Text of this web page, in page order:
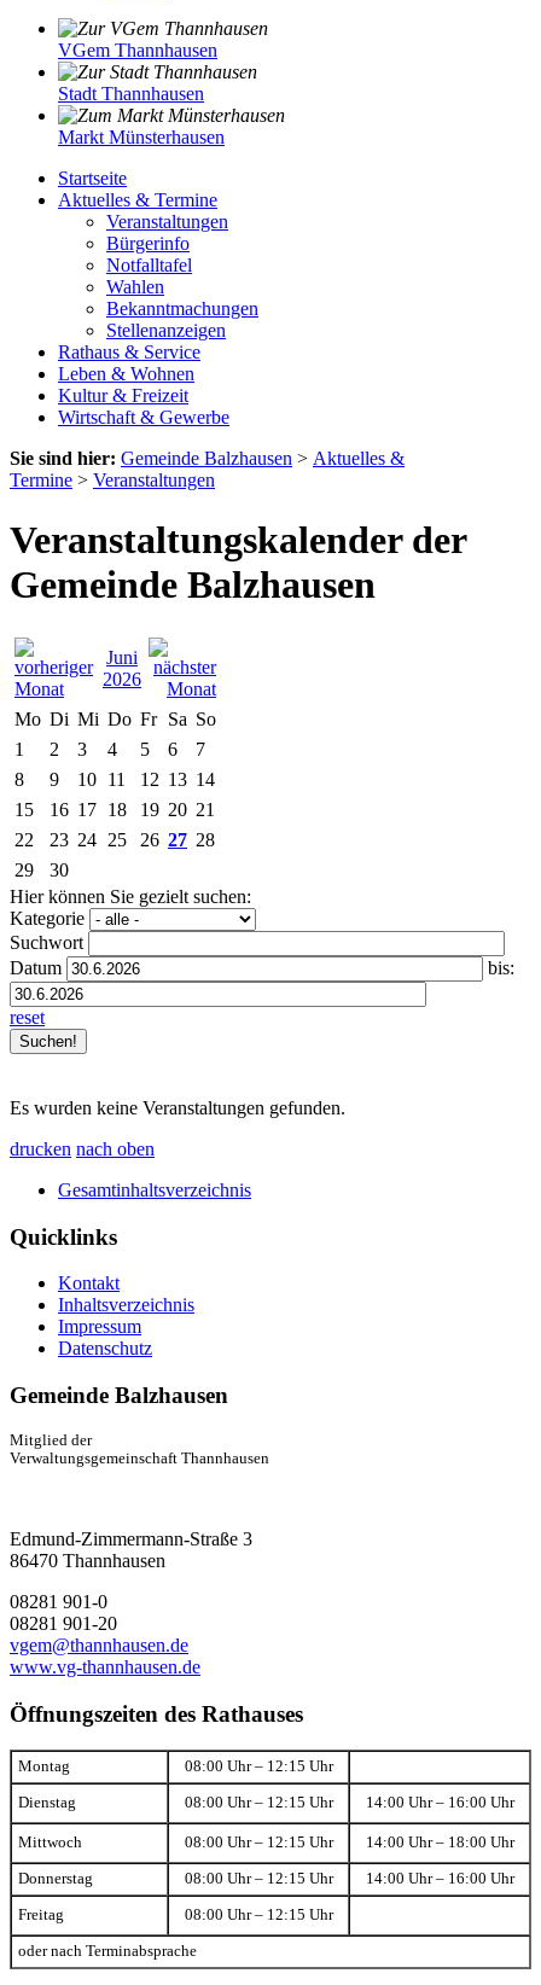
VGem Thannhausen
Stadt Thannhausen
Markt Münsterhausen
Startseite
Aktuelles & Termine
Veranstaltungen
Bürgerinfo
Notfalltafel
Wahlen
Bekanntmachungen
Stellenanzeigen
Rathaus & Service
Leben & Wohnen
Kultur & Freizeit
Wirtschaft & Gewerbe
Sie sind hier: Gemeinde Balzhausen > Aktuelles &
Termine > Veranstaltungen
Veranstaltungskalender der
Gemeinde Balzhausen
Juni
2026
Mo Di Mi Do Fr Sa So
1
2 3 4 5 6
7
8
9 10 11 12 13 14
15
16 17 18 19 20 21
22
23 24 25 26 27 28
29
30
Hier können Sie gezielt suchen:
Kategorie
Suchwort
Datum
bis:
reset
Es wurden keine Veranstaltungen gefunden.
drucken nach oben
Gesamtinhaltsverzeichnis
Quicklinks
Kontakt
Inhaltsverzeichnis
Impressum
Datenschutz
Gemeinde Balzhausen
Mitglied der
Verwaltungsgemeinschaft Thannhausen
Edmund-Zimmermann-Straße 3
86470 Thannhausen
08281 901-0
08281 901-20
vgem@thannhausen.de
www.vg-thannhausen.de
Öffnungszeiten des Rathauses
Montag 08:00 Uhr – 12:15 Uhr
Dienstag 08:00 Uhr – 12:15 Uhr 14:00 Uhr – 16:00 Uhr
Mittwoch 08:00 Uhr – 12:15 Uhr 14:00 Uhr – 18:00 Uhr
Donnerstag 08:00 Uhr – 12:15 Uhr 14:00 Uhr – 16:00 Uhr
Freitag 08:00 Uhr – 12:15 Uhr
oder nach Terminabsprache